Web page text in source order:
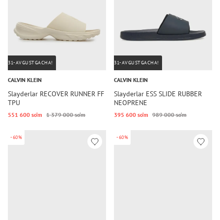
31-AVGUSTGACHA!
CALVIN KLEIN
Slayderlar RECOVER RUNNER FF
TPU
551 600 so‘m 1 379 000 so‘m
31-AVGUSTGACHA!
CALVIN KLEIN
Slayderlar ESS SLIDE RUBBER
NEOPRENE
395 600 so‘m 989 000 so‘m
-60% -60%